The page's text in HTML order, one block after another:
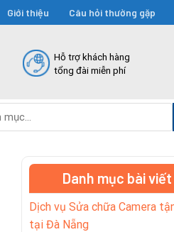
Giới thiệu Câu hỏi thường gặp
Hỗ trợ khách hàng
tổng đài miễn phí
Danh mục bài viết
Dịch vụ Sửa chữa Camera
tại Đà Nẵng